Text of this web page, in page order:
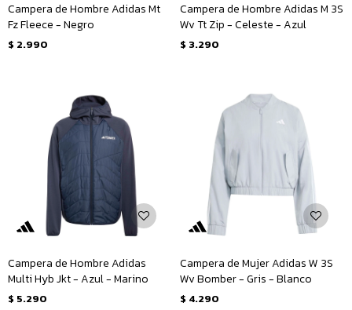
Campera de Hombre Adidas Mt
Fz Fleece - Negro
$ 2.990
Campera de Hombre Adidas M 3S
Wv Tt Zip - Celeste - Azul
$ 3.290
Campera de Hombre Adidas
Multi Hyb Jkt - Azul - Marino
$ 5.290
Campera de Mujer Adidas W 3S
Wv Bomber - Gris - Blanco
$ 4.290